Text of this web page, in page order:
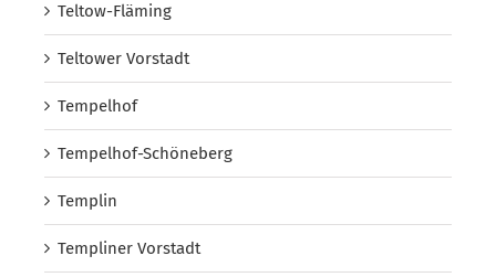
Teltow-Fläming
Teltower Vorstadt
Tempelhof
Tempelhof-Schöneberg
Templin
Templiner Vorstadt